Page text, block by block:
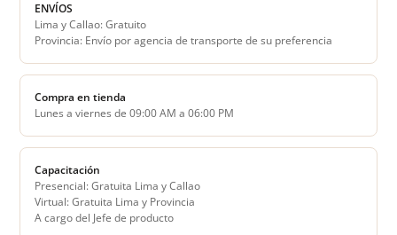
ENVÍOS
Lima y Callao: Gratuito
Provincia: Envío por agencia de transporte de su preferencia
Compra en tienda
Lunes a viernes de 09:00 AM a 06:00 PM
Capacitación
Presencial: Gratuita Lima y Callao
Virtual: Gratuita Lima y Provincia
A cargo del Jefe de producto